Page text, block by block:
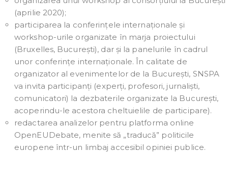
(aprilie 2020);
participarea la conferințele internaționale și
workshop-urile organizate în marja proiectului
(Bruxelles, București), dar și la panelurile în cadrul
unor conferințe internaționale. În calitate de
organizator al evenimentelor de la București, SNSPA
va invita participanți (experți, profesori, jurnaliști,
comunicatori) la dezbaterile organizate la București,
acoperindu-le acestora cheltuielile de participare).
redactarea analizelor pentru platforma online
OpenEUDebate, menite să „traducă” politicile
europene într-un limbaj accesibil opiniei publice.